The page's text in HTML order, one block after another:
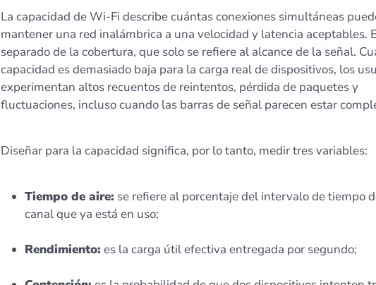
La capacidad de Wi‑Fi describe cuántas conexiones simultáneas
mantener una red inalámbrica a una velocidad y latencia aceptables.
separado de la cobertura, que solo se refiere al alcance de la señal.
capacidad es demasiado baja para la carga real de dispositivos, los
experimentan altos recuentos de reintentos, pérdida de paquetes y
fluctuaciones, incluso cuando las barras de señal parecen estar
Diseñar para la capacidad significa, por lo tanto, medir tres variables:
Tiempo de aire: se refiere al porcentaje del intervalo de tiempo
canal que ya está en uso;
Rendimiento: es la carga útil efectiva entregada por segundo;